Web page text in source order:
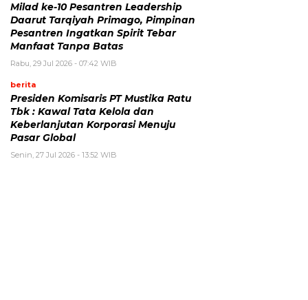
Milad ke-10 Pesantren Leadership
Daarut Tarqiyah Primago, Pimpinan
Pesantren Ingatkan Spirit Tebar
Manfaat Tanpa Batas
Rabu, 29 Jul 2026 - 07:42 WIB
berita
Presiden Komisaris PT Mustika Ratu
Tbk : Kawal Tata Kelola dan
Keberlanjutan Korporasi Menuju
Pasar Global
Senin, 27 Jul 2026 - 13:52 WIB